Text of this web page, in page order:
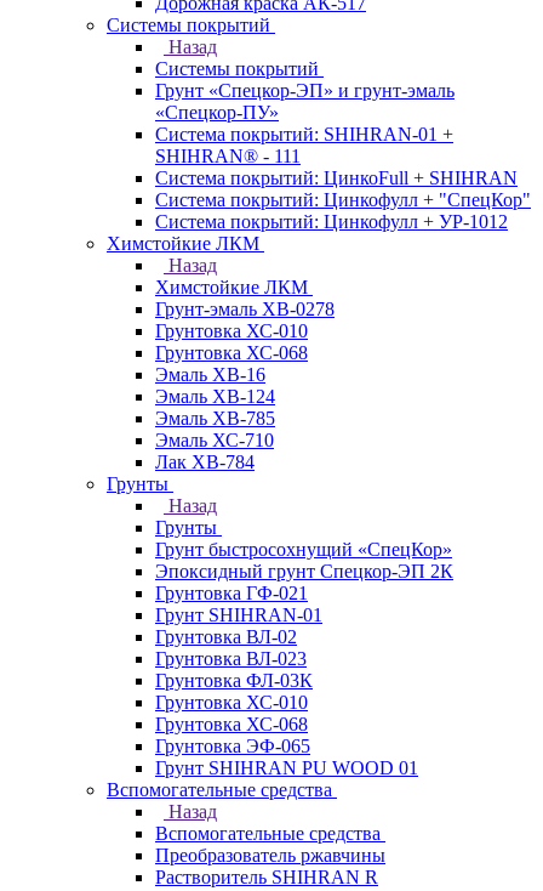
Системы покрытий
Назад
Системы покрытий
Грунт «Спецкор-ЭП» и грунт-эмаль
«Спецкор-ПУ»
Система покрытий: SHIHRAN-01 +
SHIHRAN® - 111
Система покрытий: ЦинкоFull + SHIHRAN
Система покрытий: Цинкофулл + "СпецКор"
Система покрытий: Цинкофулл + УР-1012
Химстойкие ЛКМ
Назад
Химстойкие ЛКМ
Грунт-эмаль ХВ-0278
Грунтовка ХС-010
Грунтовка ХС-068
Эмаль ХВ-16
Эмаль ХВ-124
Эмаль ХВ-785
Эмаль ХС-710
Лак ХВ-784
Грунты
Назад
Грунты
Грунт быстросохнущий «СпецКор»
Эпоксидный грунт Спецкор-ЭП 2К
Грунтовка ГФ-021
Грунт SHIHRAN-01
Грунтовка ВЛ-02
Грунтовка ВЛ-023
Грунтовка ФЛ-03К
Грунтовка ХС-010
Грунтовка ХС-068
Грунтовка ЭФ-065
Грунт SHIHRAN PU WOOD 01
Вспомогательные средства
Назад
Вспомогательные средства
Преобразователь ржавчины
Растворитель SHIHRAN R